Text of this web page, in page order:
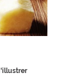
‘illustrer